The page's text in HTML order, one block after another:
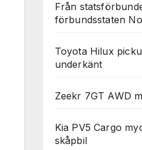
Från
förbundsstaten
Toyota Hilux
underkänt
Zeekr 7GT AWD
Kia PV5 Cargo
skåpbil